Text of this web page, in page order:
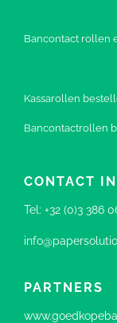
Bancontact rollen
Kassarollen
Bancontactrollen
CONTACT
Tel: +32 (0)3 386
PARTNERS